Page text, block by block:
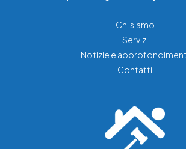
Chi siamo
Servizi
Notizie e
Contatti